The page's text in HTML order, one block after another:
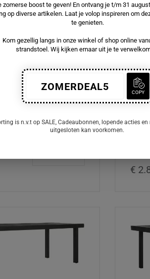
Black
€
zomerse boost te geven! En ontvang je t/m 31
op diverse artikelen. Laat je volop inspireren om
te genieten.
Kom gezellig langs in onze winkel of shop online
strandstoel. Wij kijken ernaar uit je te
ZOMERDEAL5 COPY
is n.v.t op SALE, Cadeaubonnen, lopende acties
uitgesloten kan voorkomen.